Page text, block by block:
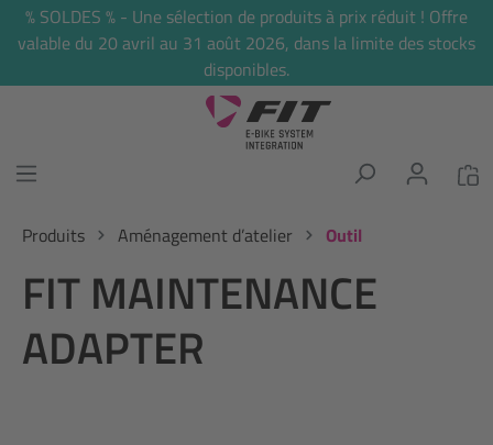
principal
% SOLDES % - Une sélection de produits à prix réduit ! Offre
valable du 20 avril au 31 août 2026, dans la limite des stocks
disponibles.
Produits Aménagement d’atelier Outil
FIT MAINTENANCE
ADAPTER